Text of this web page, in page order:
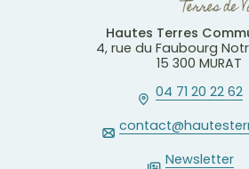
Hautes Terres
4, rue du Faubourg
15 300 MURAT
04 71 20 22 62
Newsletter